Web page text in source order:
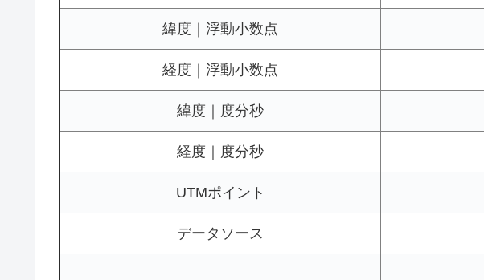
緯度｜浮動小数点
経度｜浮動小数点
緯度｜度分秒
経度｜度分秒
UTMポイント
データソース